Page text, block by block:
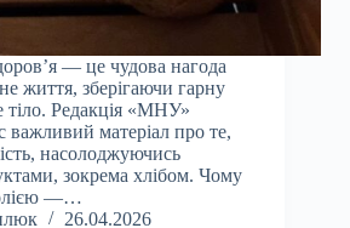
— це чудова нагода
життя, зберігаючи гарну
тіло. Редакція «МНУ»
важливий матеріал про те,
насолоджуючись
зокрема хлібом. Чому
—…
26.04.2026